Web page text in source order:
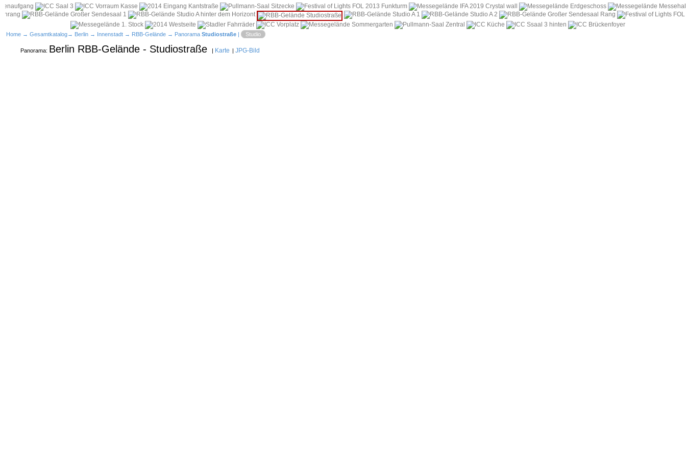
Home → Gesamtkatalog→ Berlin → Innenstadt → RBB-Gelände → Panorama Studiostraße | Studio
Panorama: Berlin RBB-Gelände - Studiostraße | Karte | JPG-Bild
i